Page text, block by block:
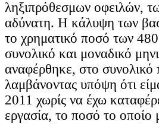
ληξιπρόθεσμων οφειλών,
αδύνατη. Η κάλυψη των
το χρηματικό ποσό των
συνολικό και μοναδικό
αναφέρθηκε, στο
λαμβάνοντας υπόψη ότι
2011 χωρίς να έχω
εργασία, το ποσό το